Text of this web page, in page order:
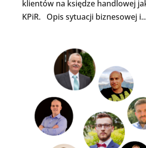
klientów na księdze handlowej
KPiR. Opis sytuacji biznesowej